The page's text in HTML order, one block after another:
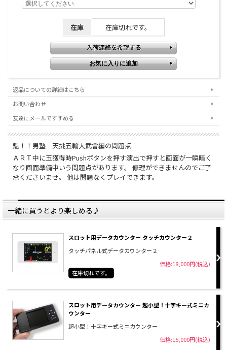
在庫 在庫切れです。
返品についての詳細はこちら
お問い合わせ
友達にメールですすめる
魁！！男塾 天挑五輪大武會編の問題点
ＡＲＴ中に玉獲得時Pushボタンを押す演出で押すと画面が一瞬暗く
なり画面準備中いう問題点があります。 修理ができませんのでご了
承くださいませ。 他は問題なくプレイできます。
一緒に買うとより楽しめる♪
スロット用データカウンター タッチカウンター２
タッチパネル式データカウンター２
価格:18,000円(税込)
在庫切れです。
スロット用データカウンター 超小型！十字キー式ミニカ
ウンター
超小型！十字キー式ミニカウンター
価格:15,000円(税込)